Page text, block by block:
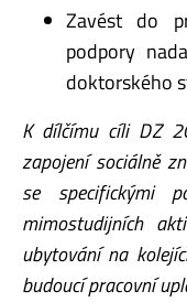
Zavést do
podpory
doktorského
K dílčímu cíli DZ
zapojení sociálně
se specifickými
mimostudijních
ubytování na
budoucí pracovní